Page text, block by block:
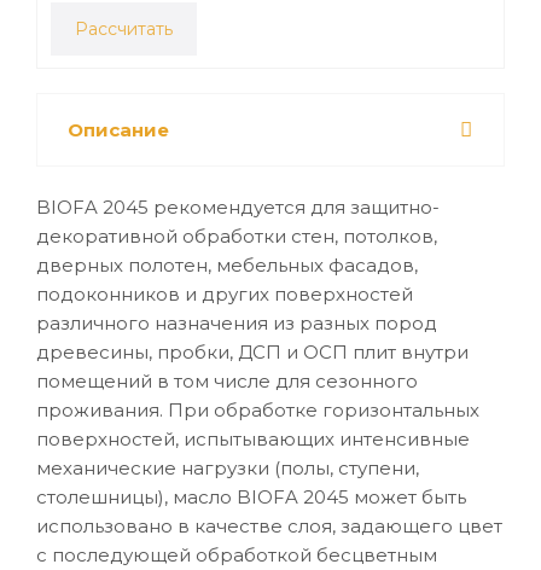
Рассчитать
Описание
BIOFA 2045 рекомендуется для защитно-
декоративной обработки стен, потолков,
дверных полотен, мебельных фасадов,
подоконников и других поверхностей
различного назначения из разных пород
древесины, пробки, ДСП и ОСП плит внутри
помещений в том числе для сезонного
проживания. При обработке горизонтальных
поверхностей, испытывающих интенсивные
механические нагрузки (полы, ступени,
столешницы), масло BIOFA 2045 может быть
использовано в качестве слоя, задающего цвет
с последующей обработкой бесцветным